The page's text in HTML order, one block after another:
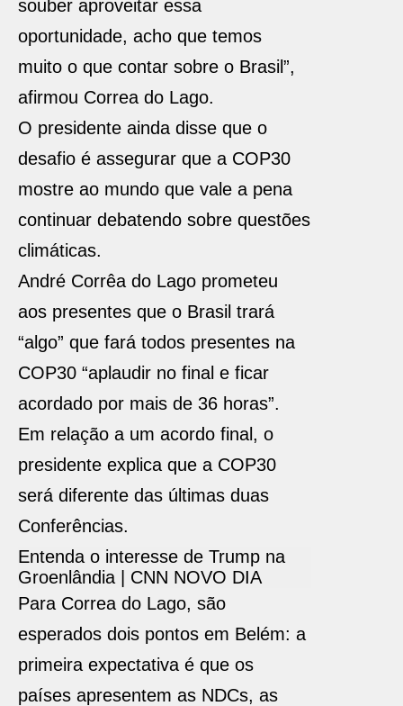
souber aproveitar essa
oportunidade, acho que temos
muito o que contar sobre o Brasil”,
afirmou Correa do Lago.
O presidente ainda disse que o
desafio é assegurar que a COP30
mostre ao mundo que vale a pena
continuar debatendo sobre questões
climáticas.
André Corrêa do Lago prometeu
aos presentes que o Brasil trará
“algo” que fará todos presentes na
COP30 “aplaudir no final e ficar
acordado por mais de 36 horas”.
Em relação a um acordo final, o
presidente explica que a COP30
será diferente das últimas duas
Conferências.
Entenda o interesse de Trump na
Groenlândia | CNN NOVO DIA
Para Correa do Lago, são
esperados dois pontos em Belém: a
primeira expectativa é que os
países apresentem as NDCs, as